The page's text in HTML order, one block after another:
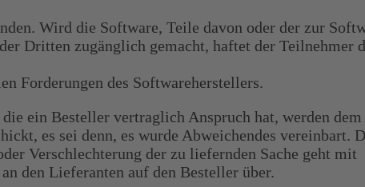
Wird die Software, Teile davon oder der zur
Dritten zugänglich gemacht, haftet der
Forderungen des Softwareherstellers.
ein Besteller vertraglich Anspruch hat, werden
es sei denn, es wurde Abweichendes
Verschlechterung der zu liefernden Sache geht mit
den Lieferanten auf den Besteller über.